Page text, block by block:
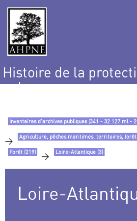
Histoire de la
nature
Inventaires d’archives publiques (341 - 32 127 ml -
> Agriculture, pêches maritimes, territoires, forêt
Forêt (219) > Loire-Atlantique (3)
Loire-